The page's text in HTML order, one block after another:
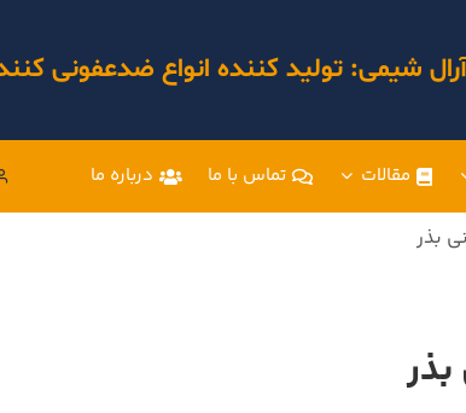
شیمی: تولید کننده انواع ضدعفونی
مقالات تماس با ما درباره ما
بذر